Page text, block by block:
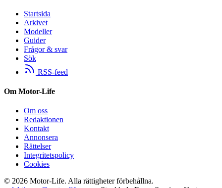
Startsida
Arkivet
Modeller
Guider
Frågor & svar
Sök
RSS-feed
Om Motor-Life
Om oss
Redaktionen
Kontakt
Annonsera
Rättelser
Integritetspolicy
Cookies
© 2026 Motor-Life. Alla rättigheter förbehållna.